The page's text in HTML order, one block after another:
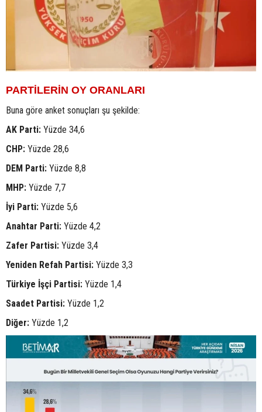
PARTİLERİN OY ORANLARI
Buna göre anket sonuçları şu şekilde:
AK Parti: Yüzde 34,6
CHP: Yüzde 28,6
DEM Parti: Yüzde 8,8
MHP: Yüzde 7,7
İyi Parti: Yüzde 5,6
Anahtar Parti: Yüzde 4,2
Zafer Partisi: Yüzde 3,4
Yeniden Refah Partisi: Yüzde 3,3
Türkiye İşçi Partisi: Yüzde 1,4
Saadet Partisi: Yüzde 1,2
Diğer: Yüzde 1,2